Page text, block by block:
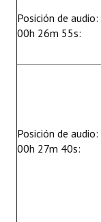
Posición de audio:
00h 26m 55s:
Posición de audio:
00h 27m 40s: